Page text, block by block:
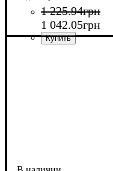
1 225.94грн
1 042.05грн